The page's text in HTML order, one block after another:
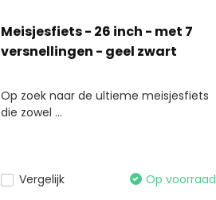
Meisjesfiets - 26 inch - met 7
versnellingen - geel zwart
Op zoek naar de ultieme meisjesfiets
die zowel ...
Vergelijk Op voorraad